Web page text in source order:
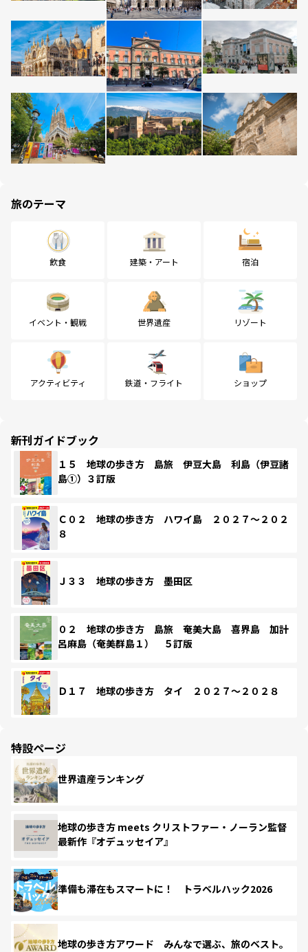
旅のテーマ
飲食 建築・アート 宿泊
イベント・観戦 世界遺産 リゾート
アクティビティ 鉄道・フライト ショップ
新刊ガイドブック
１５ 地球の歩き方 島旅 伊豆大島 利島（伊豆諸
島①）３訂版
Ｃ０２ 地球の歩き方 ハワイ島 ２０２７～２０２
８
Ｊ３３ 地球の歩き方 墨田区
０２ 地球の歩き方 島旅 奄美大島 喜界島 加計
呂麻島（奄美群島１） ５訂版
Ｄ１７ 地球の歩き方 タイ ２０２７～２０２８
特設ページ
世界遺産ランキング
地球の歩き方 meets クリストファー・ノーラン監督
最新作『オデュッセイア』
準備も滞在もスマートに！ トラベルハック2026
地球の歩き方アワード みんなで選ぶ、旅のベスト。